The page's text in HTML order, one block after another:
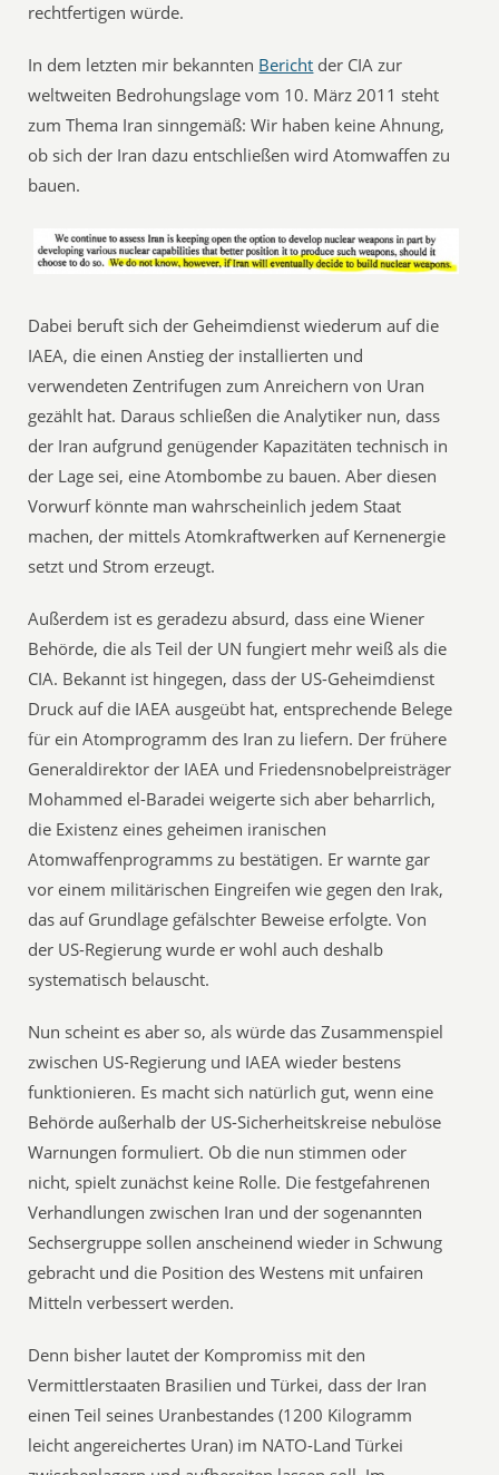
rechtfertigen würde.
In dem letzten mir bekannten Bericht der CIA zur
weltweiten Bedrohungslage vom 10. März 2011 steht
zum Thema Iran sinngemäß: Wir haben keine Ahnung,
ob sich der Iran dazu entschließen wird Atomwaffen zu
bauen.
Dabei beruft sich der Geheimdienst wiederum auf die
IAEA, die einen Anstieg der installierten und
verwendeten Zentrifugen zum Anreichern von Uran
gezählt hat. Daraus schließen die Analytiker nun, dass
der Iran aufgrund genügender Kapazitäten technisch in
der Lage sei, eine Atombombe zu bauen. Aber diesen
Vorwurf könnte man wahrscheinlich jedem Staat
machen, der mittels Atomkraftwerken auf Kernenergie
setzt und Strom erzeugt.
Außerdem ist es geradezu absurd, dass eine Wiener
Behörde, die als Teil der UN fungiert mehr weiß als die
CIA. Bekannt ist hingegen, dass der US-Geheimdienst
Druck auf die IAEA ausgeübt hat, entsprechende Belege
für ein Atomprogramm des Iran zu liefern. Der frühere
Generaldirektor der IAEA und Friedensnobelpreisträger
Mohammed el-Baradei weigerte sich aber beharrlich,
die Existenz eines geheimen iranischen
Atomwaffenprogramms zu bestätigen. Er warnte gar
vor einem militärischen Eingreifen wie gegen den Irak,
das auf Grundlage gefälschter Beweise erfolgte. Von
der US-Regierung wurde er wohl auch deshalb
systematisch belauscht.
Nun scheint es aber so, als würde das Zusammenspiel
zwischen US-Regierung und IAEA wieder bestens
funktionieren. Es macht sich natürlich gut, wenn eine
Behörde außerhalb der US-Sicherheitskreise nebulöse
Warnungen formuliert. Ob die nun stimmen oder
nicht, spielt zunächst keine Rolle. Die festgefahrenen
Verhandlungen zwischen Iran und der sogenannten
Sechsergruppe sollen anscheinend wieder in Schwung
gebracht und die Position des Westens mit unfairen
Mitteln verbessert werden.
Denn bisher lautet der Kompromiss mit den
Vermittlerstaaten Brasilien und Türkei, dass der Iran
einen Teil seines Uranbestandes (1200 Kilogramm
leicht angereichertes Uran) im NATO-Land Türkei